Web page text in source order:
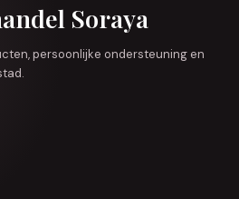
Soraya
persoonlijke ondersteuning en